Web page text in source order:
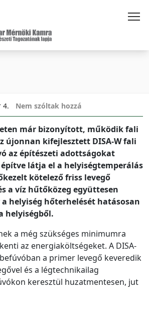
4. Nem szóltak hozzá
már bizonyított, működik fali
újonnan kifejlesztett DISA-W fali
az építészeti adottságokat
látja el a helyiségtemperálás
kötelező friss levegő
a víz hűtőközeg együttesen
helyiség hőterhelését hatásosan
helyiségből.
a még szükséges minimumra
az energiaköltségeket. A DISA-
a primer levegő keveredik
és a légtechnikailag
keresztül huzatmentesen, jut